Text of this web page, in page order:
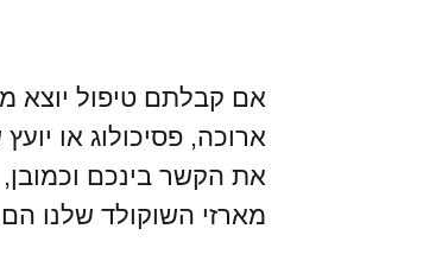
אם קבלתם טיפול יוצא
ארוכה, פסיכולוג או
את הקשר בינכם
מארזי השוקולד שלנו